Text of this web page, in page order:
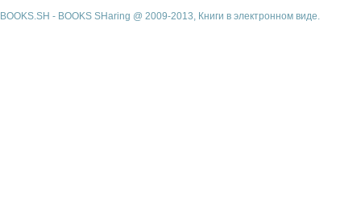
BOOKS.SH - BOOKS SHaring @ 2009-2013, Книги в электронном виде.